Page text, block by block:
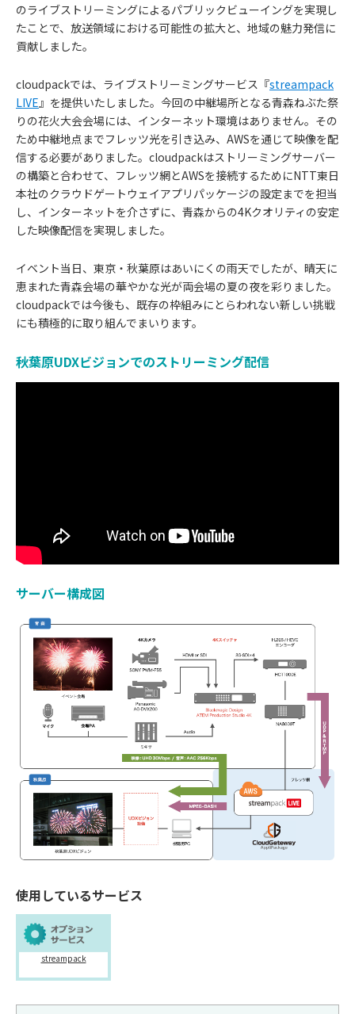
のライブストリーミングによるパブリックビューイングを実現し
たことで、放送領域における可能性の拡大と、地域の魅力発信に
貢献しました。
cloudpackでは、ライブストリーミングサービス『streampack
LIVE 』を提供いたしました。今回の中継場所となる青森ねぶた祭
りの花火大会会場には、インターネット環境はありません。その
ため中継地点までフレッツ光を引き込み、AWSを通じて映像を配
信する必要がありました。cloudpackはストリーミングサーバー
の構築と合わせて、フレッツ網とAWSを接続するためにNTT東日
本社のクラウドゲートウェイアプリパッケージの設定までを担当
し、インターネットを介さずに、青森からの4Kクオリティの安定
した映像配信を実現しました。
イベント当日、東京・秋葉原はあいにくの雨天でしたが、晴天に
恵まれた青森会場の華やかな光が両会場の夏の夜を彩りました。
cloudpackでは今後も、既存の枠組みにとらわれない新しい挑戦
にも積極的に取り組んでまいります。
秋葉原UDXビジョンでのストリーミング配信
サーバー構成図
使用しているサービス
streampack